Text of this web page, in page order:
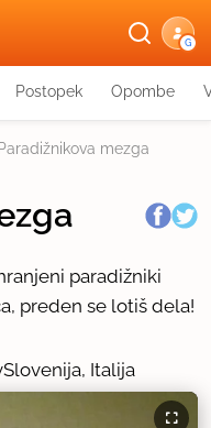
G
Postopek Opombe
Paradižnikova mezga
paradižniki
preden se lotiš dela!
Slovenija, Italija